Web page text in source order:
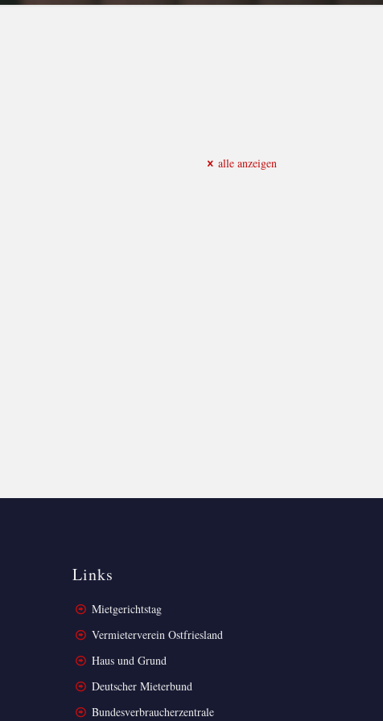
alle anzeigen
Links
Mietgerichtstag
Vermieterverein Ostfriesland
Haus und Grund
Deutscher Mieterbund
Bundesverbraucherzentrale